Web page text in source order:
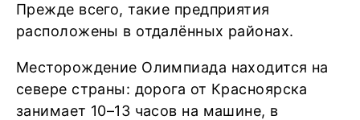
Прежде всего, такие предприятия
расположены в отдалённых районах.
Месторождение Олимпиада находится на
севере страны: дорога от Красноярска
занимает 10–13 часов на машине, в